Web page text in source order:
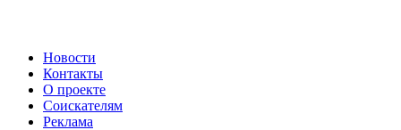
Новости
Контакты
О проекте
Соискателям
Реклама